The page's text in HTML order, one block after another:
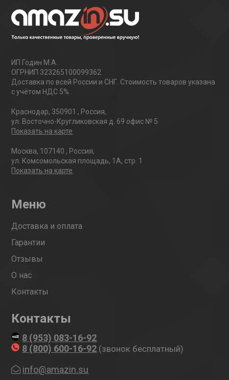
ИП Годин М.А.
ОГРНИП 323265100099362
Доставка по всей России и СНГ. Стоимость товаров указана
с учётом НДС 5%.
Краснодар, 350901 , Россия,
ул. Восточно-Кругликовская д. 69 офис № 5
Показать на карте
Москва, 107140 , Россия,
ул. Комсомольская площадь, 1А, стр. 1
Показать на карте
Меню
Доставка и оплата
Гарантии
Отзывы
О нас
Контакты
Контакты
8 (953) 083-16-92
8 (800) 600-16-92 (звонок бесплатный)
info@amazin.su